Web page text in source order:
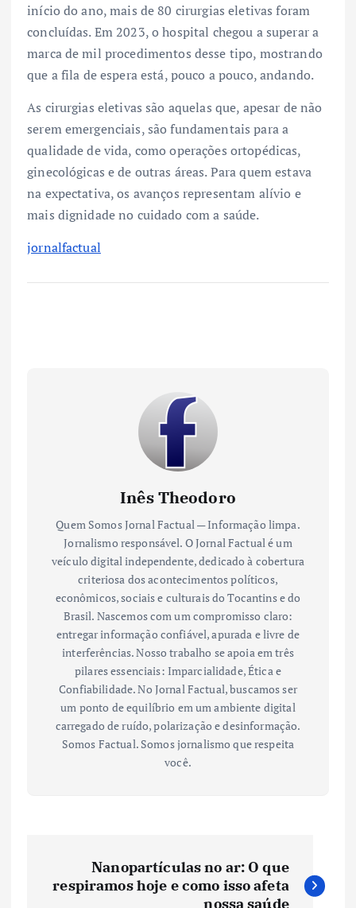
início do ano, mais de 80 cirurgias eletivas foram
concluídas. Em 2023, o hospital chegou a superar a
marca de mil procedimentos desse tipo, mostrando
que a fila de espera está, pouco a pouco, andando.
As cirurgias eletivas são aquelas que, apesar de não
serem emergenciais, são fundamentais para a
qualidade de vida, como operações ortopédicas,
ginecológicas e de outras áreas. Para quem estava
na expectativa, os avanços representam alívio e
mais dignidade no cuidado com a saúde.
jornalfactual
Inês Theodoro
Quem Somos Jornal Factual — Informação limpa.
Jornalismo responsável. O Jornal Factual é um
veículo digital independente, dedicado à cobertura
criteriosa dos acontecimentos políticos,
econômicos, sociais e culturais do Tocantins e do
Brasil. Nascemos com um compromisso claro:
entregar informação confiável, apurada e livre de
interferências. Nosso trabalho se apoia em três
pilares essenciais: Imparcialidade, Ética e
Confiabilidade. No Jornal Factual, buscamos ser
um ponto de equilíbrio em um ambiente digital
carregado de ruído, polarização e desinformação.
Somos Factual. Somos jornalismo que respeita
você.
Nanopartículas no ar: O que
respiramos hoje e como isso afeta
nossa saúde